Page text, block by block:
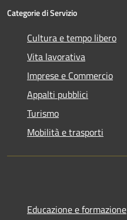
Categorie di Servizio
Cultura e tempo libero
Vita lavorativa
Imprese e Commercio
Appalti pubblici
Turismo
Mobilità e trasporti
Educazione e formazione